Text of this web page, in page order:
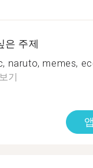
은 주제
naruto, memes,
기